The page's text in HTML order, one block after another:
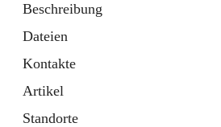
Beschreibung
Dateien
Kontakte
Artikel
Standorte